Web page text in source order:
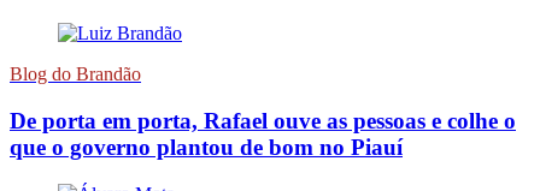
Blog do Brandão
De porta em porta, Rafael ouve as pessoas e colhe o
que o governo plantou de bom no Piauí